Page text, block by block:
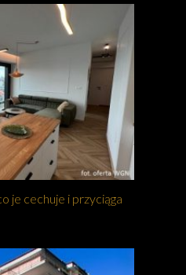
je cechuje i przyciąga